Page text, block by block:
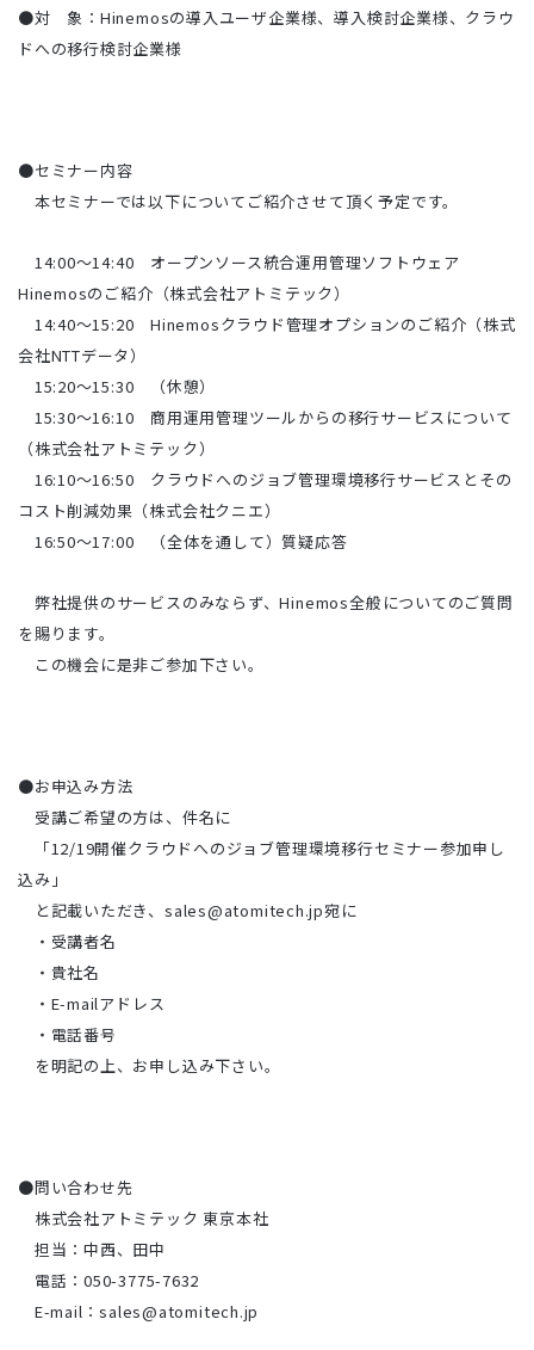
●対 象：Hinemosの導入ユーザ企業様、導入検討企業様、クラウ
ドへの移行検討企業様
●セミナー内容
本セミナーでは以下についてご紹介させて頂く予定です。
14:00～14:40 オープンソース統合運用管理ソフトウェア
Hinemosのご紹介（株式会社アトミテック）
14:40～15:20 Hinemosクラウド管理オプションのご紹介（株式
会社NTTデータ）
15:20～15:30 （休憩）
15:30～16:10 商用運用管理ツールからの移行サービスについて
（株式会社アトミテック）
16:10～16:50 クラウドへのジョブ管理環境移行サービスとその
コスト削減効果（株式会社クニエ）
16:50～17:00 （全体を通して）質疑応答
弊社提供のサービスのみならず、Hinemos全般についてのご質問
を賜ります。
この機会に是非ご参加下さい。
●お申込み方法
受講ご希望の方は、件名に
「12/19開催クラウドへのジョブ管理環境移行セミナー参加申し
込み」
と記載いただき、sales@atomitech.jp宛に
・受講者名
・貴社名
・E-mailアドレス
・電話番号
を明記の上、お申し込み下さい。
●問い合わせ先
株式会社アトミテック 東京本社
担当：中西、田中
電話：050-3775-7632
E-mail：sales@atomitech.jp